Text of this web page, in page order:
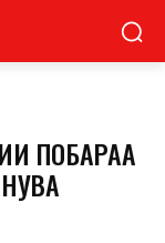
ПОБАРАА